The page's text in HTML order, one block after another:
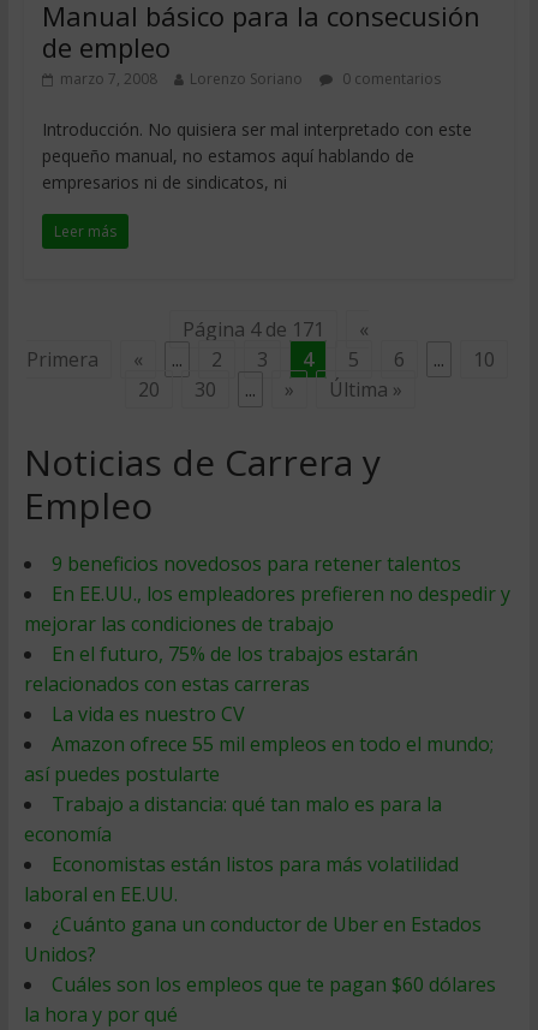
Manual básico para la consecusión
de empleo
marzo 7, 2008 Lorenzo Soriano 0 comentarios
Introducción. No quisiera ser mal interpretado con este
pequeño manual, no estamos aquí hablando de
empresarios ni de sindicatos, ni
Leer más
Página 4 de 171
«
Primera
« ... 2 3 4 5 6 ...
10
20
30 ... » Última »
Noticias de Carrera y
Empleo
9 beneficios novedosos para retener talentos
En EE.UU., los empleadores prefieren no despedir y
mejorar las condiciones de trabajo
En el futuro, 75% de los trabajos estarán
relacionados con estas carreras
La vida es nuestro CV
Amazon ofrece 55 mil empleos en todo el mundo;
así puedes postularte
Trabajo a distancia: qué tan malo es para la
economía
Economistas están listos para más volatilidad
laboral en EE.UU.
¿Cuánto gana un conductor de Uber en Estados
Unidos?
Cuáles son los empleos que te pagan $60 dólares
la hora y por qué